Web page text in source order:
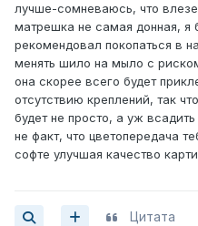
лучше-сомневаюсь, что
матрешка не самая донная,
рекомендовал покопаться в
менять шило на мыло с
она скорее всего будет
отсутствию креплений, так
будет не просто, а уж
не факт, что цветопередача
софте улучшая качество
Цитата